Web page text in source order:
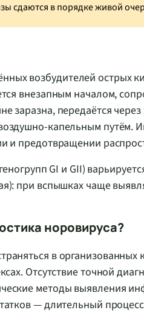
сдаются в порядке живой
возбудителей
внезапным началом,
заразна, передаётся
капельным путём.
и предотвращении
GI и GII)
при вспышках чаще
норовируса?
в организованных
Отсутствие точной
методы выявления
— длительный